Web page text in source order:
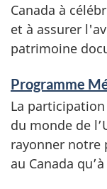
Canada à
et à assurer
patrimoine
Programme
La
du monde de
rayonner notre
au Canada